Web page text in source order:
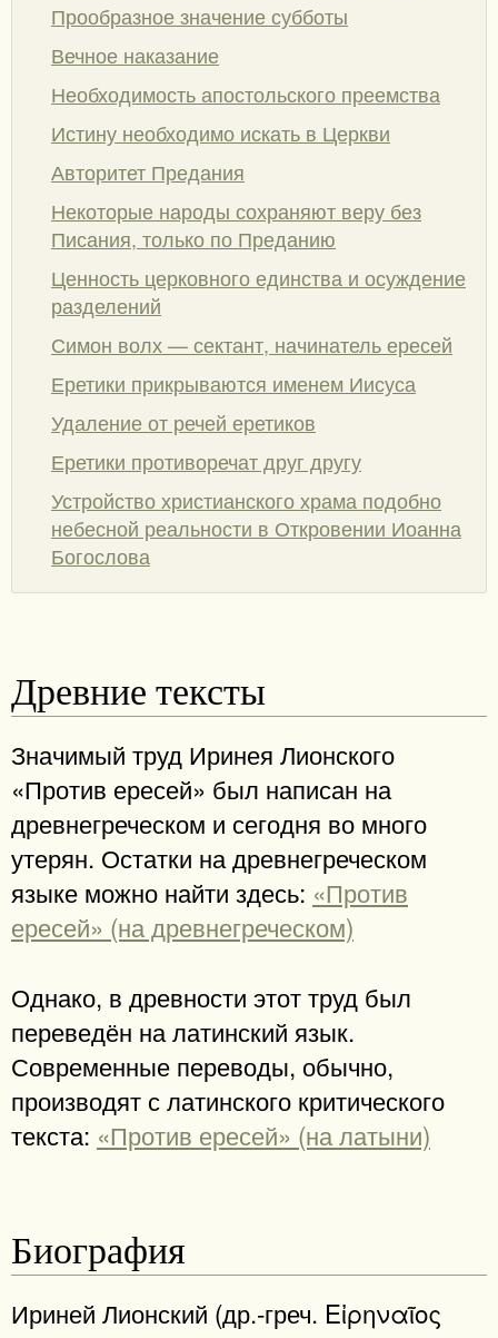
Прообразное значение субботы
Вечное наказание
Необходимость апостольского преемства
Истину необходимо искать в Церкви
Авторитет Предания
Некоторые народы сохраняют веру без
Писания, только по Преданию
Ценность церковного единства и осуждение
разделений
Симон волх — сектант, начинатель ересей
Еретики прикрываются именем Иисуса
Удаление от речей еретиков
Еретики противоречат друг другу
Устройство христианского храма подобно
небесной реальности в Откровении Иоанна
Богослова
Древние тексты
Значимый труд Иринея Лионского
«Против ересей» был написан на
древнегреческом и сегодня во много
утерян. Остатки на древнегреческом
языке можно найти здесь: «Против
ересей» (на древнегреческом)
Однако, в древности этот труд был
переведён на латинский язык.
Современные переводы, обычно,
производят с латинского критического
текста: «Против ересей» (на латыни)
Биография
Ириней Лионский (др.-греч. Εἰρηναῖος